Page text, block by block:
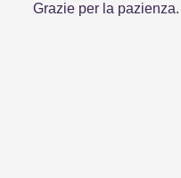
Grazie per la